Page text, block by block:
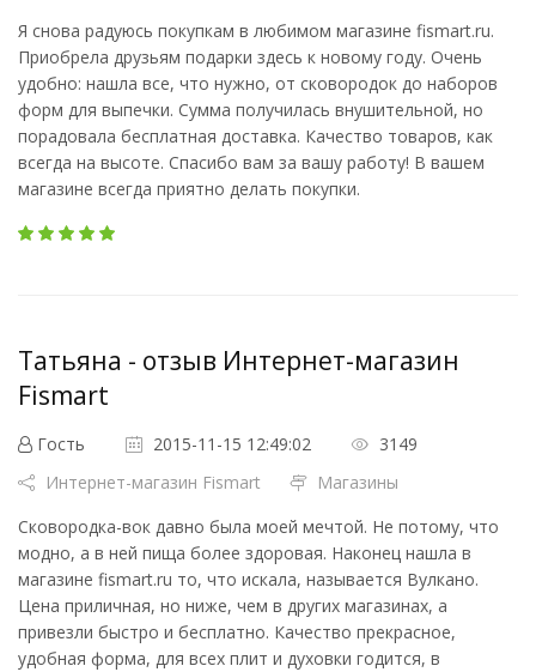
Я снова радуюсь покупкам в любимом магазине fismart.ru.
Приобрела друзьям подарки здесь к новому году. Очень
удобно: нашла все, что нужно, от сковородок до наборов
форм для выпечки. Сумма получилась внушительной, но
порадовала бесплатная доставка. Качество товаров, как
всегда на высоте. Спасибо вам за вашу работу! В вашем
магазине всегда приятно делать покупки.
Татьяна - отзыв Интернет-магазин
Fismart
Гость 2015-11-15 12:49:02
3149
Интернет-магазин Fismart
Магазины
Сковородка-вок давно была моей мечтой. Не потому, что
модно, а в ней пища более здоровая. Наконец нашла в
магазине fismart.ru то, что искала, называется Вулкано.
Цена приличная, но ниже, чем в других магазинах, а
привезли быстро и бесплатно. Качество прекрасное,
удобная форма, для всех плит и духовки годится, в